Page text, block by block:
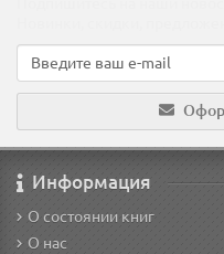
Информация
О состоянии книг
О нас